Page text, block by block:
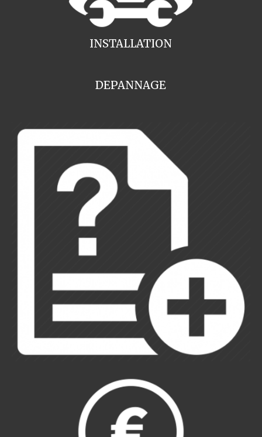
INSTALLATION
DEPANNAGE